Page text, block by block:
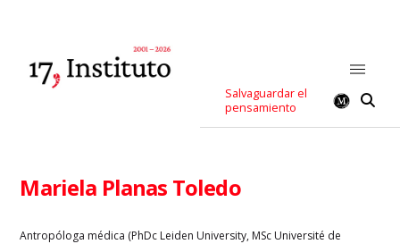
Salvaguardar el
pensamiento
Mariela Planas Toledo
Antropóloga médica (PhDc Leiden University, MSc Université de